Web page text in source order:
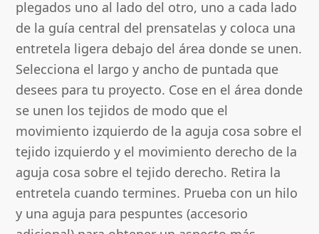
plegados uno al lado del otro, uno a cada lado
de la guía central del prensatelas y coloca una
entretela ligera debajo del área donde se unen.
Selecciona el largo y ancho de puntada que
desees para tu proyecto. Cose en el área donde
se unen los tejidos de modo que el
movimiento izquierdo de la aguja cosa sobre el
tejido izquierdo y el movimiento derecho de la
aguja cosa sobre el tejido derecho. Retira la
entretela cuando termines. Prueba con un hilo
y una aguja para pespuntes (accesorio